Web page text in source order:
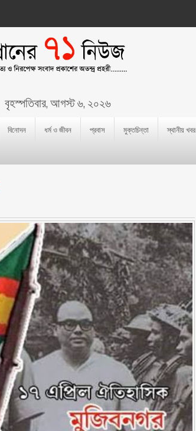
বৃহস্পতিবার, আগস্ট ৬, ২০২৬
বিনোদন ধর্ম ও জীবন প্রবাস মুক্তচিন্তা স্থানীয় খবর